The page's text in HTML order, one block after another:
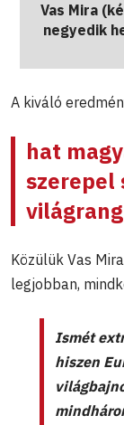
Vas Mira
negyedik
A kiváló
hat
szerepel
Közülük Vas
legjobban,
Ismét
hiszen